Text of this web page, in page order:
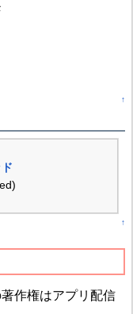
↑
↑
作権はアプリ配信